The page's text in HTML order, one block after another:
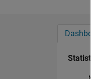
Statistik